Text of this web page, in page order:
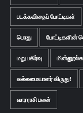
படக்கவிதைப் போட்டிகள்
பொது போட்டிகளின்
மறு பகிர்வு
வல்லமையாளர் விருது!
வார ராசி பலன்